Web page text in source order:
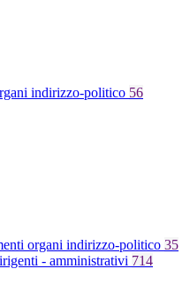
indirizzo-politico 56
organi indirizzo-politico 35
- amministrativi 714